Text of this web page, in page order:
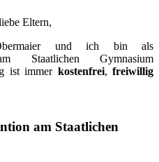
Eltern,
und ich bin als
am Staatlichen Gymnasium
ist immer kostenfrei,freiwillig
am Staatlichen